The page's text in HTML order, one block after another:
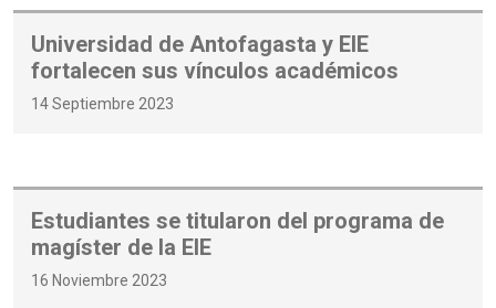
Universidad de Antofagasta y EIE
fortalecen sus vínculos académicos
14 Septiembre 2023
Estudiantes se titularon del programa de
magíster de la EIE
16 Noviembre 2023